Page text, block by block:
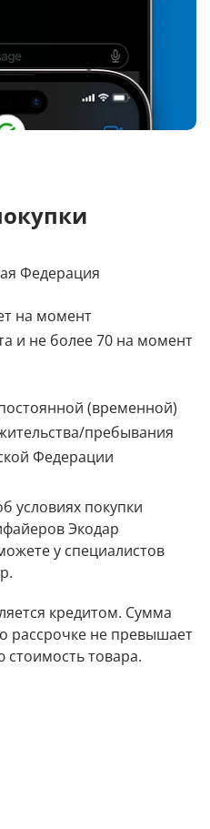
Федерация
на момент
и не более 70 на момент
(временной)
пребывания
Федерации
условиях покупки
Экодар
у специалистов
кредитом. Сумма
рассрочке не превышает
стоимость товара.